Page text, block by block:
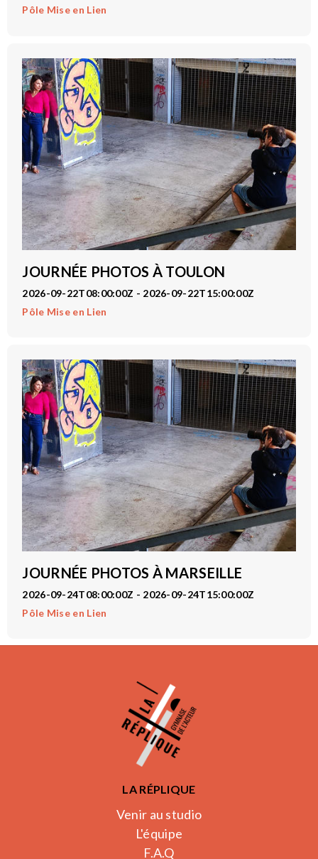
Pôle Mise en Lien
JOURNÉE PHOTOS À TOULON
2026-09-22T08:00:00Z - 2026-09-22T15:00:00Z
Pôle Mise en Lien
JOURNÉE PHOTOS À MARSEILLE
2026-09-24T08:00:00Z - 2026-09-24T15:00:00Z
Pôle Mise en Lien
LA RÉPLIQUE
Venir au studio
L'équipe
F.A.Q